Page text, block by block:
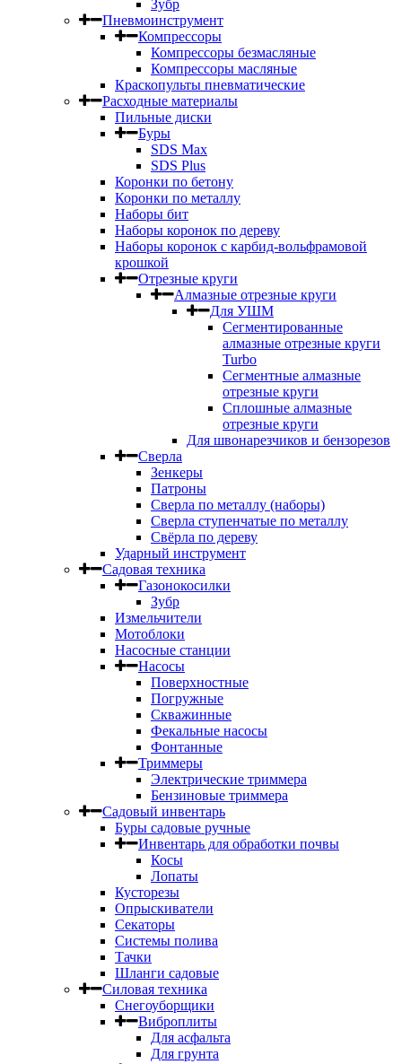
Зубр
Пневмоинструмент
Компрессоры
Компрессоры безмасляные
Компрессоры масляные
Краскопульты пневматические
Расходные материалы
Пильные диски
Буры
SDS Max
SDS Plus
Коронки по бетону
Коронки по металлу
Наборы бит
Наборы коронок по дереву
Наборы коронок с карбид-вольфрамовой
крошкой
Отрезные круги
Алмазные отрезные круги
Для УШМ
Сегментированные
алмазные отрезные круги
Turbo
Сегментные алмазные
отрезные круги
Сплошные алмазные
отрезные круги
Для швонарезчиков и бензорезов
Сверла
Зенкеры
Патроны
Сверла по металлу (наборы)
Сверла ступенчатые по металлу
Свёрла по дереву
Ударный инструмент
Садовая техника
Газонокосилки
Зубр
Измельчители
Мотоблоки
Насосные станции
Насосы
Поверхностные
Погружные
Скважинные
Фекальные насосы
Фонтанные
Триммеры
Электрические триммера
Бензиновые триммера
Садовый инвентарь
Буры садовые ручные
Инвентарь для обработки почвы
Косы
Лопаты
Кусторезы
Опрыскиватели
Секаторы
Системы полива
Тачки
Шланги садовые
Силовая техника
Снегоуборщики
Виброплиты
Для асфальта
Для грунта